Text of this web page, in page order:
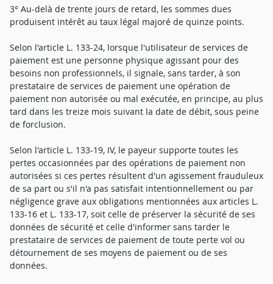
3° Au-delà de trente jours de retard, les sommes dues
produisent intérêt au taux légal majoré de quinze points.
Selon l'article L. 133-24, lorsque l'utilisateur de services de
paiement est une personne physique agissant pour des
besoins non professionnels, il signale, sans tarder, à son
prestataire de services de paiement une opération de
paiement non autorisée ou mal exécutée, en principe, au plus
tard dans les treize mois suivant la date de débit, sous peine
de forclusion.
Selon l'article L. 133-19, IV, le payeur supporte toutes les
pertes occasionnées par des opérations de paiement non
autorisées si ces pertes résultent d'un agissement frauduleux
de sa part ou s'il n'a pas satisfait intentionnellement ou par
négligence grave aux obligations mentionnées aux articles L.
133-16 et L. 133-17, soit celle de préserver la sécurité de ses
données de sécurité et celle d'informer sans tarder le
prestataire de services de paiement de toute perte vol ou
détournement de ses moyens de paiement ou de ses
données.